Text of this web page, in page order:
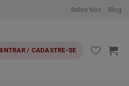
Sobre Nós Blog
ENTRAR / CADASTRE-SE